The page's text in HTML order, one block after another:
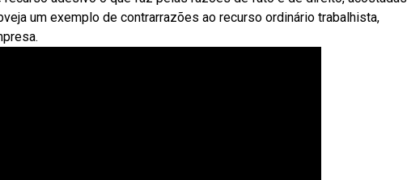
um exemplo de contrarrazões ao recurso ordinário trabalhista,